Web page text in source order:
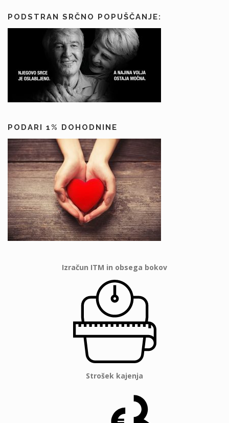
PODSTRAN SRČNO POPUŠČANJE:
PODARI 1% DOHODNINE
Izračun ITM in obsega bokov
Strošek kajenja